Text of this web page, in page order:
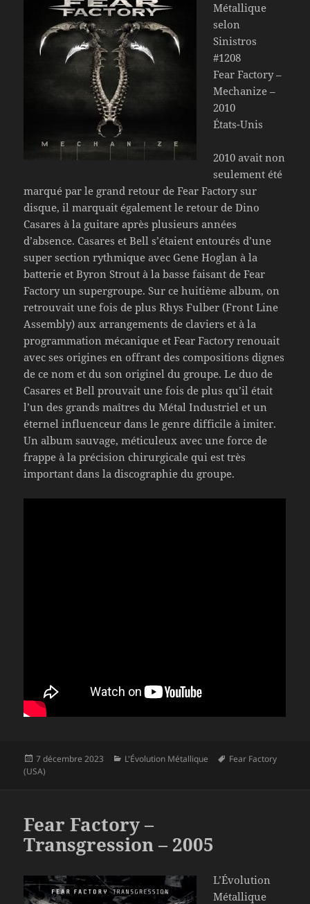
Métallique
selon
Sinistros
#1208
Fear Factory –
Mechanize –
2010
États-Unis
2010 avait non
seulement été
marqué par le grand retour de Fear Factory sur
disque, il marquait également le retour de Dino
Casares à la guitare après plusieurs années
d’absence. Casares et Bell s’étaient entourés d’une
super section rythmique avec Gene Hoglan à la
batterie et Byron Strout à la basse faisant de Fear
Factory un supergroupe. Sur ce huitième album, on
retrouvait une fois de plus Rhys Fulber (Front Line
Assembly) aux arrangements de claviers et à la
programmation mécanique et Fear Factory renouait
avec ses origines en offrant des compositions dignes
de ce nom et du son originel du groupe. Le duo de
Casares et Bell prouvait une fois de plus qu’il était
l’un des grands maîtres du Métal Industriel et un
éternel influenceur dans le genre difficile à imiter.
Un album sauvage, méticuleux avec une force de
frappe à la précision chirurgicale qui est très
important dans la discographie du groupe.
Publié
le
7 décembre 2023 Catégories
L'Évolution Métallique
Mots-
Fear Factory
(USA)
Fear Factory –
Transgression – 2005
L’Évolution
Métallique